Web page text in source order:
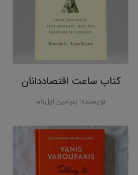
کتاب ساعت اقتصاددانان
نویسنده: بنیامین اپل‌بام